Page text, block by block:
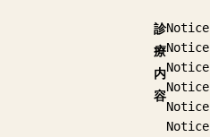
診
療
内
容
Notice
Notice
Notice
Notice
Notice
Notice